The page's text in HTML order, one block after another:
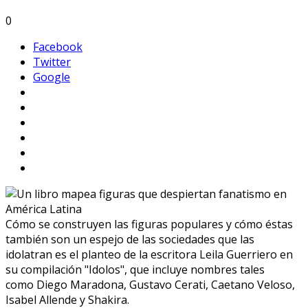
0
Facebook
Twitter
Google
Cómo se construyen las figuras populares y cómo éstas
también son un espejo de las sociedades que las
idolatran es el planteo de la escritora Leila Guerriero en
su compilación "Idolos", que incluye nombres tales
como Diego Maradona, Gustavo Cerati, Caetano Veloso,
Isabel Allende y Shakira.